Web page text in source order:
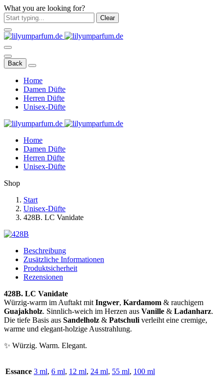
What you are looking for?
Clear
Back
Home
Damen Düfte
Herren Düfte
Unisex-Düfte
Home
Damen Düfte
Herren Düfte
Unisex-Düfte
Shop
Start
Unisex-Düfte
428B. LC Vanidate
Beschreibung
Zusätzliche Informationen
Produktsicherheit
Rezensionen
428B. LC Vanidate
Würzig-warm im Auftakt mit Ingwer, Kardamom & rauchigem
Guajakholz. Sinnlich-weich im Herzen aus Vanille & Ladanharz.
Die tiefe Basis aus Sandelholz & Patschuli verleiht eine cremige,
warme und elegant-holzige Ausstrahlung.
✨ Würzig. Warm. Elegant.
Essance 3 ml, 6 ml, 12 ml, 24 ml, 55 ml, 100 ml